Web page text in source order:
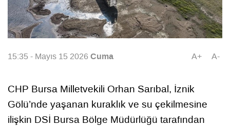
15:35 - Mayıs 15 2026 Cuma A+ A-
CHP Bursa Milletvekili Orhan Sarıbal, İznik
Gölü’nde yaşanan kuraklık ve su çekilmesine
ilişkin DSİ Bursa Bölge Müdürlüğü tarafından